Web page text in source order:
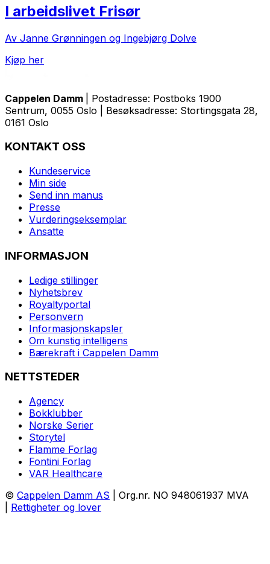
I arbeidslivet Frisør
Av Janne Grønningen og Ingebjørg Dolve
Kjøp her
Cappelen Damm
| Postadresse: Postboks 1900
Sentrum, 0055 Oslo | Besøksadresse: Stortingsgata 28,
0161 Oslo
KONTAKT OSS
Kundeservice
Min side
Send inn manus
Presse
Vurderingseksemplar
Ansatte
INFORMASJON
Ledige stillinger
Nyhetsbrev
Royaltyportal
Personvern
Informasjonskapsler
Om kunstig intelligens
Bærekraft i Cappelen Damm
NETTSTEDER
Agency
Bokklubber
Norske Serier
Storytel
Flamme Forlag
Fontini Forlag
VAR Healthcare
© Cappelen Damm AS | Org.nr. NO 948061937 MVA
Rettigheter og lover